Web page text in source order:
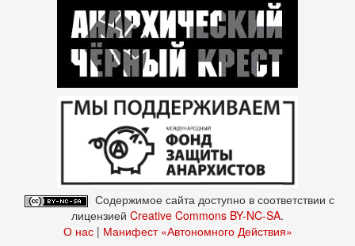
Содержимое сайта доступно в соответствии с
лицензией Creative Commons BY-NC-SA.
О нас| Манифест «Автономного Действия»